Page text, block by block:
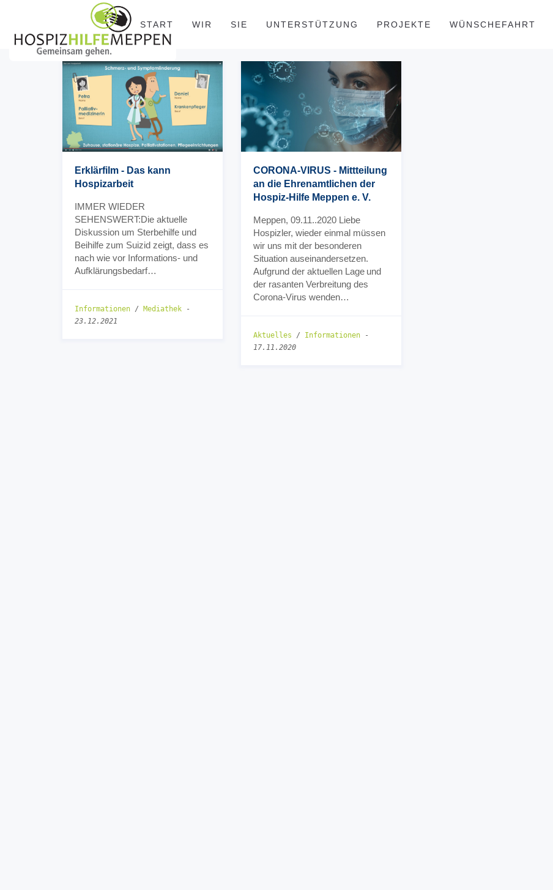
START WIR SIE UNTERSTÜTZUNG PROJEKTE WÜNSCHEFAHRT
Erklärfilm - Das kann
Hospizarbeit
IMMER WIEDER
SEHENSWERT:Die aktuelle
Diskussion um Sterbehilfe und
Beihilfe zum Suizid zeigt, dass es
nach wie vor Informations- und
Aufklärungsbedarf…
Informationen / Mediathek -
23.12.2021
CORONA-VIRUS - Mittteilung
an die Ehrenamtlichen der
Hospiz-Hilfe Meppen e. V.
Meppen, 09.11..2020 Liebe
Hospizler, wieder einmal müssen
wir uns mit der besonderen
Situation auseinandersetzen.
Aufgrund der aktuellen Lage und
der rasanten Verbreitung des
Corona-Virus wenden…
Aktuelles / Informationen-
17.11.2020